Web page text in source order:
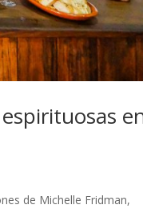
de Michelle Fridman,